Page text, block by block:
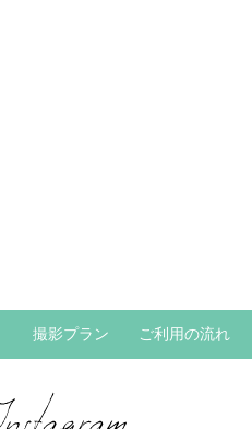
撮影プラン ご利用の流れ